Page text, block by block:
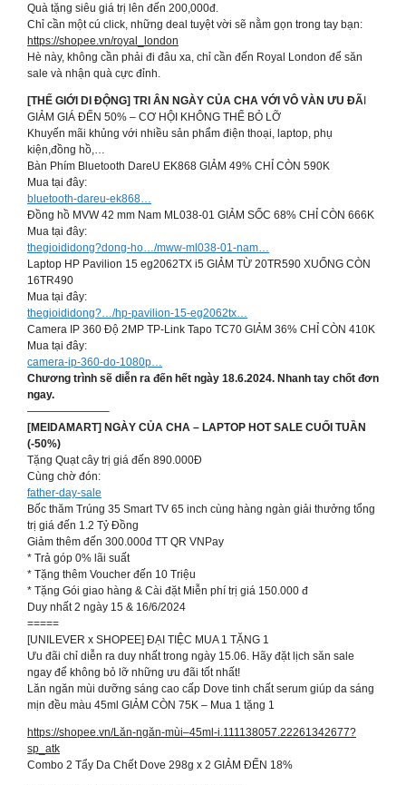
Quà tặng siêu giá trị lên đến 200,000đ.
Chỉ cần một cú click, những deal tuyệt vời sẽ nằm gọn trong tay bạn:
https://shopee.vn/royal_london
Hè này, không cần phải đi đâu xa, chỉ cần đến Royal London để săn
sale và nhận quà cực đỉnh.
[THẾ GIỚI DI ĐỘNG] TRI ÂN NGÀY CỦA CHA VỚI VÔ VÀN ƯU ĐÃ
GIẢM GIÁ ĐẾN 50% – CƠ HỘI KHÔNG THỂ BỎ LỠ
Khuyến mãi khủng với nhiều sản phẩm điện thoại, laptop, phụ
kiện,đồng hồ,…
Bàn Phím Bluetooth DareU EK868 GIẢM 49% CHỈ CÒN 590K
Mua tại đây:
bluetooth-dareu-ek868…
Đồng hồ MVW 42 mm Nam ML038-01 GIẢM SỐC 68% CHỈ CÒN 666K
Mua tại đây:
thegioididong?dong-ho…/mww-ml038-01-nam…
Laptop HP Pavilion 15 eg2062TX i5 GIẢM TỪ 20TR590 XUỐNG CÒN
16TR490
Mua tại đây:
thegioididong?…/hp-pavilion-15-eg2062tx…
Camera IP 360 Độ 2MP TP-Link Tapo TC70 GIẢM 36% CHỈ CÒN 410K
Mua tại đây:
camera-ip-360-do-1080p…
Chương trình sẽ diễn ra đến hết ngày 18.6.2024. Nhanh tay chốt đơn
ngay.
———————–
[MEIDAMART] NGÀY CỦA CHA – LAPTOP HOT SALE CUỐI TUẦN
(-50%)
Tặng Quạt cây trị giá đến 890.000Đ
Cùng chờ đón:
father-day-sale
Bốc thăm Trúng 35 Smart TV 65 inch cùng hàng ngàn giải thưởng tổng
trị giá đến 1.2 Tỷ Đồng
Giảm thêm đến 300.000đ TT QR VNPay
* Trả góp 0% lãi suất
* Tặng thêm Voucher đến 10 Triệu
* Tặng Gói giao hàng & Cài đặt Miễn phí trị giá 150.000 đ
Duy nhất 2 ngày 15 & 16/6/2024
=====
[UNILEVER x SHOPEE] ĐẠI TIỆC MUA 1 TẶNG 1
Ưu đãi chỉ diễn ra duy nhất trong ngày 15.06. Hãy đặt lịch săn sale
ngay để không bỏ lỡ những ưu đãi tốt nhất!
Lăn ngăn mùi dưỡng sáng cao cấp Dove tinh chất serum giúp da sáng
mịn đều màu 45ml GIẢM CÒN 75K – Mua 1 tặng 1
https://shopee.vn/Lăn-ngăn-mùi–45ml-i.111138057.22261342677?
sp_atk
Combo 2 Tẩy Da Chết Dove 298g x 2 GIẢM ĐẾN 18%